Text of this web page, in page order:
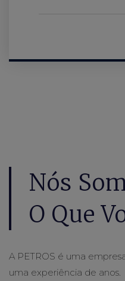
Nós
O Que
A PETROS é uma
uma experiência de anos.